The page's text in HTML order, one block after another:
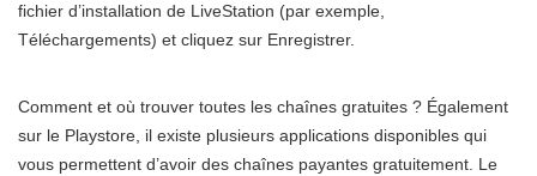
fichier d’installation de LiveStation (par exemple,
Téléchargements) et cliquez sur Enregistrer.
Comment et où trouver toutes les chaînes gratuites ? Également
sur le Playstore, il existe plusieurs applications disponibles qui
vous permettent d’avoir des chaînes payantes gratuitement. Le